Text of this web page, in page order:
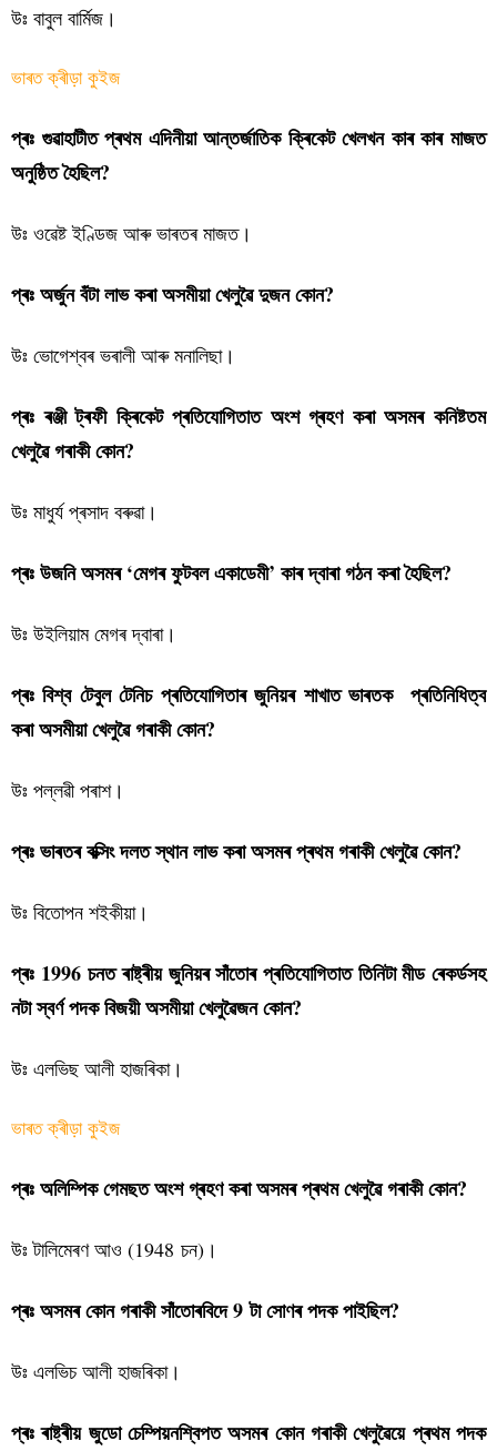
উঃ বাবুল বাৰ্মিজ।
ভাৰত ক্ৰীড়া কুইজ
প্ৰঃ গুৱাহাটীত প্ৰথম এদিনীয়া আন্তৰ্জাতিক ক্ৰিকেট খেলখন কাৰ কাৰ মাজত
অনুষ্ঠিত হৈছিল?
উঃ ওৱেষ্ট ইণ্ডিজ আৰু ভাৰতৰ মাজত।
প্ৰঃ অৰ্জুন বঁটা লাভ কৰা অসমীয়া খেলুৱৈ দুজন কোন?
উঃ ভোগেশ্বৰ ভৰালী আৰু মনালিছা।
প্ৰঃ ৰঞ্জী ট্ৰফী ক্ৰিকেট প্ৰতিযোগিতাত অংশ গ্ৰহণ কৰা অসমৰ কনিষ্টতম
খেলুৱৈ গৰাকী কোন?
উঃ মাধুৰ্য প্ৰসাদ বৰুৱা।
প্ৰঃ উজনি অসমৰ ‘মেগৰ ফুটবল একাডেমী’ কাৰ দ্বাৰা গঠন কৰা হৈছিল?
উঃ উইলিয়াম মেগৰ দ্বাৰা।
প্ৰঃ বিশ্ব টেবুল টেনিচ প্ৰতিযোগিতাৰ জুনিয়ৰ শাখাত ভাৰতক প্ৰতিনিধিত্ব
কৰা অসমীয়া খেলুৱৈ গৰাকী কোন?
উঃ পল্লৱী পৰাশ।
প্ৰঃ ভাৰতৰ বক্সিং দলত স্থান লাভ কৰা অসমৰ প্ৰথম গৰাকী খেলুৱৈ কোন?
উঃ বিতোপন শইকীয়া।
প্ৰঃ 1996 চনত ৰাষ্ট্ৰীয় জুনিয়ৰ সাঁতোৰ প্ৰতিযোগিতাত তিনিটা মীড ৰেকৰ্ডসহ
নটা স্বৰ্ণ পদক বিজয়ী অসমীয়া খেলুৱৈজন কোন?
উঃ এলভিছ আলী হাজৰিকা।
ভাৰত ক্ৰীড়া কুইজ
প্ৰঃ অলিম্পিক গেমছত অংশ গ্ৰহণ কৰা অসমৰ প্ৰথম খেলুৱৈ গৰাকী কোন?
উঃ টালিমেৰণ আও (1948 চন)।
প্ৰঃ অসমৰ কোন গৰাকী সাঁতোৰবিদে 9 টা সোণৰ পদক পাইছিল?
উঃ এলভিচ আলী হাজৰিকা।
প্ৰঃ ৰাষ্ট্ৰীয় জুডো চেম্পিয়নশ্বিপত অসমৰ কোন গৰাকী খেলুৱৈয়ে প্ৰথম পদক